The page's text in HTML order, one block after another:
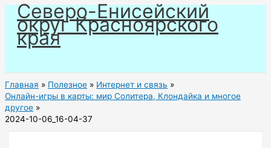
Перейти
содержимому
Северо-Енисейский
округ Красноярского
края
Главная Полезное
Интернет и связь
Онлайн-игры в карты: мир Солитера, Клондайка и многое
другое
2024-10-06_16-04-37